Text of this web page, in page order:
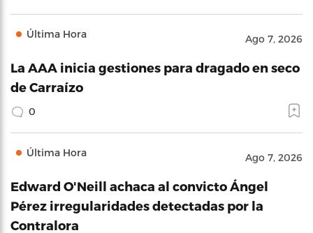
Última Hora Ago 7, 2026
La AAA inicia gestiones para dragado en seco
de Carraízo
0
Última Hora Ago 7, 2026
Edward O'Neill achaca al convicto Ángel
Pérez irregularidades detectadas por la
Contralora